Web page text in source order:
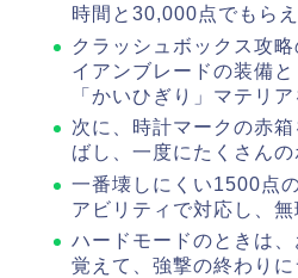
時間と30,000点でもら
クラッシュボックス攻
イアンブレードの装備と
「かいひぎり」マテリ
次に、時計マークの赤
ばし、一度にたくさん
一番壊しにくい1500点
アビリティで対応し、
ハードモードのときは
覚えて、強撃の終わり